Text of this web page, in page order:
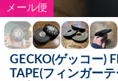
メール便
GECKO(ゲッコー)
TAPE(フィンガー